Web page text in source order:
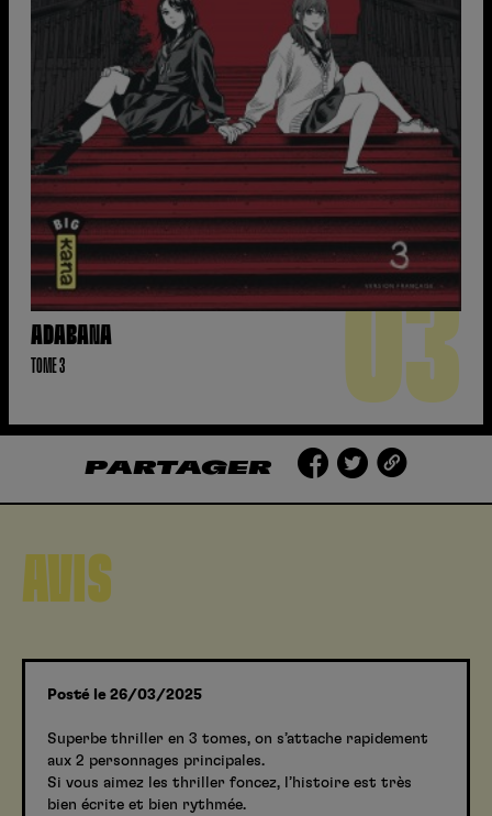
ADABANA
TOME 3 03
PARTAGER
AVIS
Posté le 26/03/2025
Superbe thriller en 3 tomes, on s’attache rapidement
aux 2 personnages principales.
Si vous aimez les thriller foncez, l’histoire est très
bien écrite et bien rythmée.